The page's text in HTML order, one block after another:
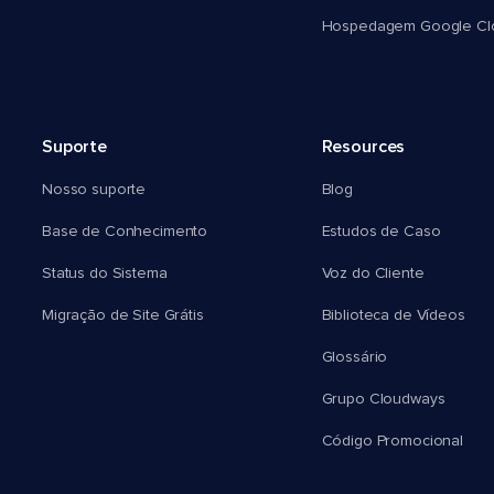
Hospedagem Google
Suporte
Nosso suporte
Base de Conhecimento
Status do Sistema
Migração de Site Grátis
Resources
Blog
Estudos de Caso
Voz do Cliente
Biblioteca de Vídeos
Glossário
Grupo Cloudways
Código Promocional